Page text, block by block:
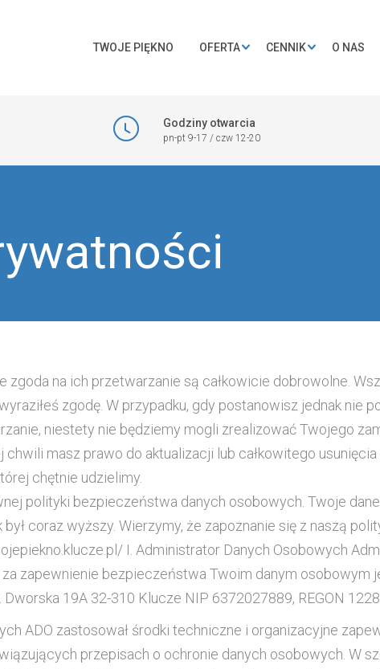
TWOJE PIĘKNO OFERTA CENNIK O NAS
Godziny otwarcia
pn-pt 9-17 / czw 12-20
zgoda na ich przetwarzanie są całkowicie dobrowolne.
zgodę. W przypadku, gdy postanowisz jednak nie
niestety nie będziemy mogli zrealizować Twojego
chwili masz prawo do aktualizacji lub całkowitego
chętnie udzielimy.
polityki bezpieczeństwa danych osobowych. Twoje
był coraz wyższy. Wierzymy, że zapoznanie się z naszą
I. Administrator Danych Osobowych
zapewnienie bezpieczeństwa Twoim danym osobowym
19A 32-310 Klucze NIP 6372027889, REGON
ADO zastosował środki techniczne i organizacyjne
przepisach o ochronie danych osobowych. W